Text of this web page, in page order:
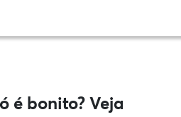
é bonito? Veja